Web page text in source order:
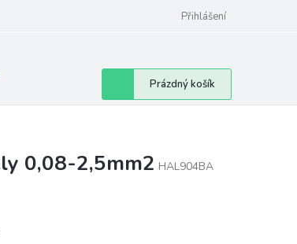
Přihlášení
Nákupní
košík
Prázdný košík
0,08-2,5mm2 HAL904BA